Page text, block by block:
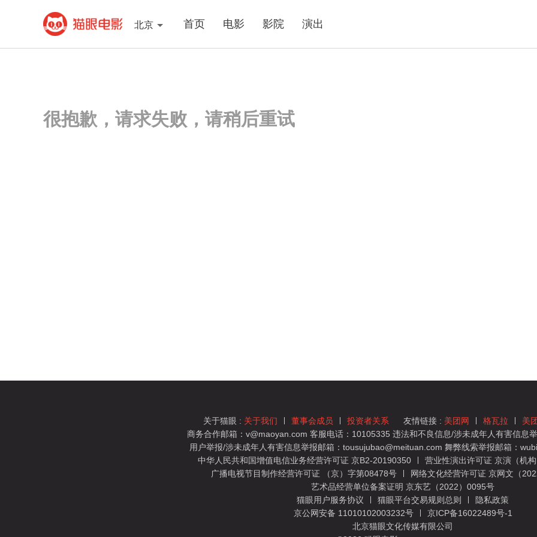
北京 首页 电影 影院 演出
很抱歉，请求失败，请稍后重试
关于猫眼 : 关于我们 董事会成员 投资者关系 友情链接 : 美团网 格瓦拉 美
商务合作邮箱：v@maoyan.com 客服电话：10105335 违法和不良信息/涉未成年人有害信息
用户举报/涉未成年人有害信息举报邮箱：tousujubao@meituan.com 舞弊线索举报邮箱：
中华人民共和国增值电信业务经营许可证 京B2-20190350
营业性演出许可证 京演（机
广播电视节目制作经营许可证 （京）字第08478号
网络文化经营许可证 京网文（
艺术品经营单位备案证明 京东艺（2022）0095号
猫眼用户服务协议
猫眼平台交易规则总则
隐私政策
京公网安备 11010102003232号
京ICP备16022489号-1
北京猫眼文化传媒有限公司